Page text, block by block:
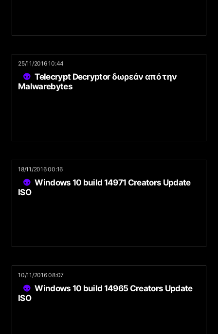
25/11/2016 10:44
Telecrypt Decryptor δωρεάν από την
Malwarebytes
18/11/2016 00:16
Windows 10 build 14971 Creators Update
ISO
10/11/2016 08:07
Windows 10 build 14965 Creators Update
ISO